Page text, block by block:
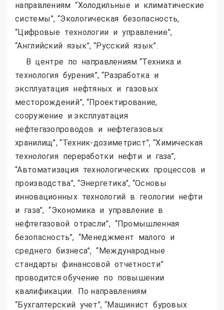
направлениям “Холодильные и климатические
системы”, “Экологическая безопасность,
“Цифровые технологии и управление”,
“Английский язык”, “Русский язык”.
В центре по направлениям “Техника и
технология бурения”, “Разработка и
эксплуатация нефтяных и газовых
месторождений”, “Проектирование,
сооружение и эксплуатация
нефтегазопроводов и нефтегазовых
хранилищ”, “Техник-дозиметрист”, “Химическая
технология переработки нефти и газа”,
“Автоматизация технологических процессов и
производства”, “Энергетика”, “Основы
инновационных технологий в геологии нефти
и газа”, “Экономика и управление в
нефтегазовой отрасли”, “Промышленная
безопасность”, “Менеджмент малого и
среднего бизнеса”, “Международные
стандарты финансовой отчетности”
проводится обучение по повышении
квалификации. По направлениям
“Бухгалтерский учет”, “Машинист буровых